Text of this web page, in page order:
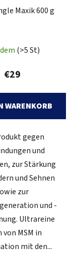
Maxik 600 g
(>5 St)
€29
WARENKORB
gegen
und
zur Stärkung
und Sehnen
zur
und -
Ultrareine
von MSM in
mit den...